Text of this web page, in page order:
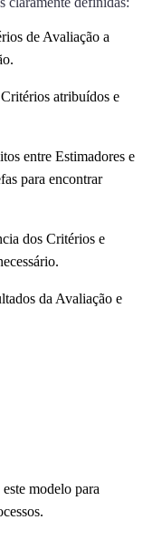
de Avaliação a
atribuídos e
entre Estimadores e
para encontrar
dos Critérios e
da Avaliação e
modelo para